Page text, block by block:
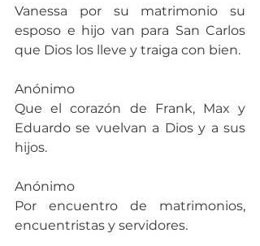
Vanessa por su matrimonio su
esposo e hijo van para San Carlos
que Dios los lleve y traiga con bien.
Anónimo
Que el corazón de Frank, Max y
Eduardo se vuelvan a Dios y a sus
hijos.
Anónimo
Por encuentro de matrimonios,
encuentristas y servidores.